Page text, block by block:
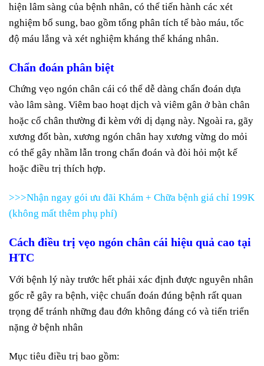
hiện lâm sàng của bệnh nhân, có thể tiến hành các xét
nghiệm bổ sung, bao gồm tổng phân tích tế bào máu, tốc
độ máu lắng và xét nghiệm kháng thể kháng nhân.
Chẩn đoán phân biệt
Chứng vẹo ngón chân cái có thể dễ dàng chẩn đoán dựa
vào lâm sàng. Viêm bao hoạt dịch và viêm gân ở bàn chân
hoặc cổ chân thường đi kèm với dị dạng này. Ngoài ra, gãy
xương đốt bàn, xương ngón chân hay xương vừng do mỏi
có thể gây nhầm lẫn trong chẩn đoán và đòi hỏi một kế
hoặc điều trị thích hợp.
>>>Nhận ngay gói ưu đãi Khám + Chữa bệnh giá chỉ 199K
(không mất thêm phụ phí)
Cách điều trị vẹo ngón chân cái hiệu quả cao tại
HTC
Với bệnh lý này trước hết phải xác định được nguyên nhân
gốc rễ gây ra bệnh, việc chuẩn đoán đúng bệnh rất quan
trọng để tránh những đau đớn không đáng có và tiến triển
nặng ở bệnh nhân
Mục tiêu điều trị bao gồm: